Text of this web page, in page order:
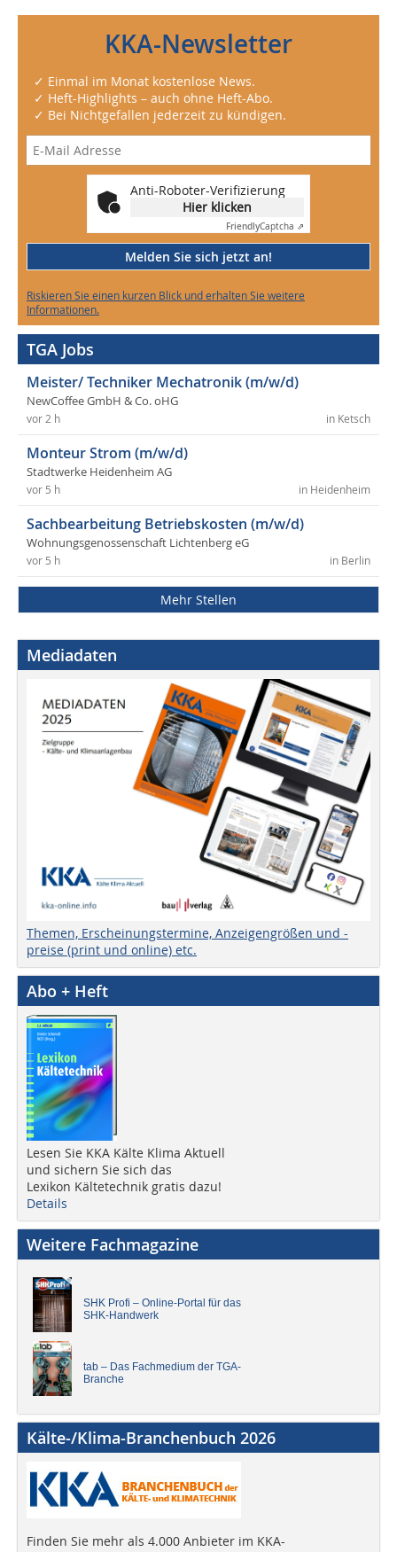
KKA-Newsletter
✓ Einmal im Monat kostenlose News.
✓ Heft-Highlights – auch ohne Heft-Abo.
✓ Bei Nichtgefallen jederzeit zu kündigen.
Anti-Roboter-Verifizierung
Hier klicken
FriendlyCaptcha ⇗
Melden Sie sich jetzt an!
Riskieren Sie einen kurzen Blick und erhalten Sie weitere
Informationen.
TGA Jobs
Meister/ Techniker Mechatronik (m/w/d)
NewCoffee GmbH & Co. oHG
in Ketsch
vor 2 h
Monteur Strom (m/w/d)
Stadtwerke Heidenheim AG
in Heidenheim
vor 5 h
Sachbearbeitung Betriebskosten (m/w/d)
Wohnungsgenossenschaft Lichtenberg eG
in Berlin
vor 5 h
Mehr Stellen
Mediadaten
Themen, Erscheinungstermine, Anzeigengrößen und -
preise (print und online) etc.
Abo + Heft
Lesen Sie KKA Kälte Klima Aktuell
und sichern Sie sich das
Lexikon Kältetechnik gratis dazu!
Details
Weitere Fachmagazine
SHK Profi – Online-Portal für das
SHK-Handwerk
tab – Das Fachmedium der TGA-
Branche
Kälte-/Klima-Branchenbuch 2026
Finden Sie mehr als 4.000 Anbieter im KKA-